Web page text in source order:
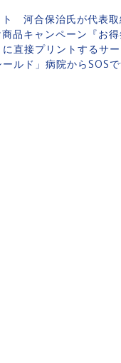
ト 河合保治氏が代表
品キャンペーン『お
直接プリントするサ
ルド」病院からSOS